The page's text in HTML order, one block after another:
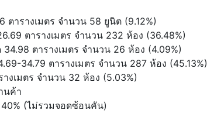
ตารางเมตร จำนวน 58 ยูนิต (9.12%)
ตารางเมตร จำนวน 232 ห้อง (36.48%)
ตารางเมตร จำนวน 26 ห้อง (4.09%)
34.79 ตารางเมตร จำนวน 287 ห้อง (45.13%)
งเมตร จำนวน 32 ห้อง (5.03%)
นค้า
(ไม่รวมจอดซ้อนคัน)